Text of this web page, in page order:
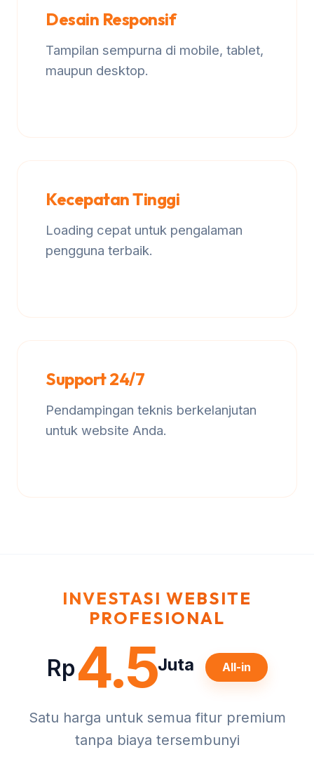
Desain Responsif
Tampilan sempurna di mobile, tablet,
maupun desktop.
Kecepatan Tinggi
Loading cepat untuk pengalaman
pengguna terbaik.
Support 24/7
Pendampingan teknis berkelanjutan
untuk website Anda.
INVESTASI WEBSITE
PROFESIONAL
Rp4.5Juta All-in
Satu harga untuk semua fitur premium
tanpa biaya tersembunyi